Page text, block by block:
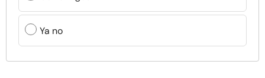
Ya no